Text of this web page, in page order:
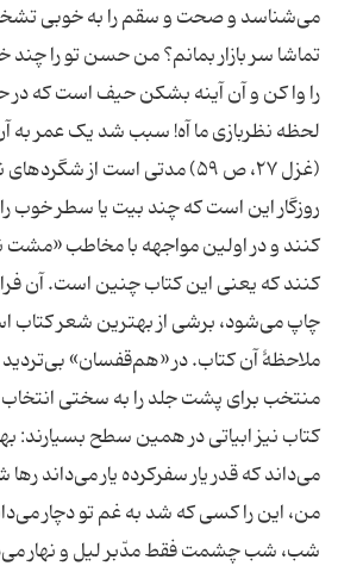
می‌شناسد و صحت و سقم را به خوبی
تماشا سر بازار بمانم؟ من حسن تو را چند
را وا کن و آن آینه بشکن حیف است که در
لحظه نظربازی ما آه! سبب شد یک عمر به
(غزل ۲۷، ص ۵۹) مدتی است از
روزگار این است که چند بیت یا سطر خوب
کنند و در اولین مواجهه با مخاطب «مشت
کنند که یعنی این کتاب چنین است. آن
چاپ می‌شود، برشی از بهترین شعر کتاب
ملاحظۀ آن کتاب. در «هم‌قفسان» بی‌تردید
منتخب برای پشت جلد را به سختی انتخاب
کتاب نیز ابیاتی در همین سطح بسیارند:
می‌داند که قدر یار سفرکرده یار می‌داند
من، این را کسی که شد به غم تو دچار
شب، شب چشمت فقط مدّبر لیل و نهار